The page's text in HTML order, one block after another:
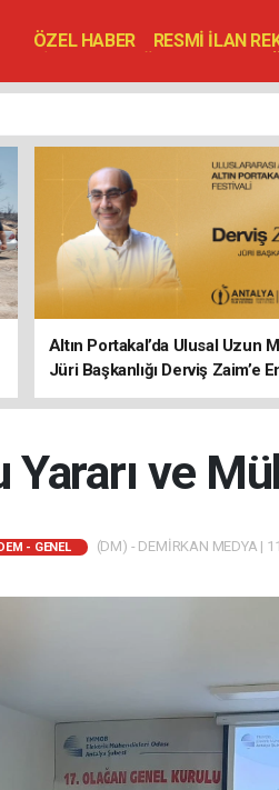
ÖZEL HABER RESMİ İLAN
VEFAT EDENLER
TOPLANTI -
Altın Portakal’da Ulusal Uzun
Jüri Başkanlığı Derviş Zaim’e
Yararı ve
- GENEL (DM) - DEMİRKAN MEDYA |